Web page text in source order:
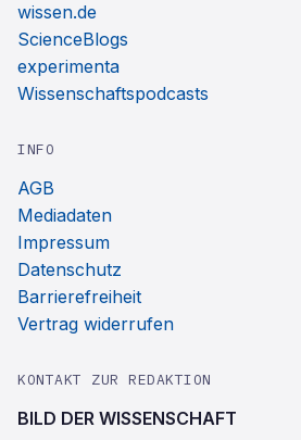
wissen.de
ScienceBlogs
experimenta
Wissenschaftspodcasts
INFO
AGB
Mediadaten
Impressum
Datenschutz
Barrierefreiheit
Vertrag widerrufen
KONTAKT ZUR REDAKTION
BILD DER WISSENSCHAFT